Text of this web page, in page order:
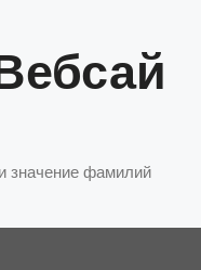
значение фамилий